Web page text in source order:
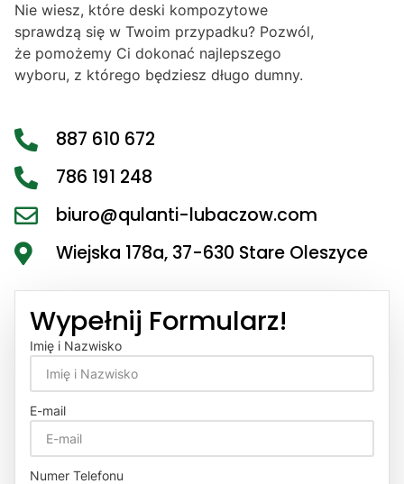
Nie wiesz, które deski kompozytowe
sprawdzą się w Twoim przypadku? Pozwól,
że pomożemy Ci dokonać najlepszego
wyboru, z którego będziesz długo dumny.
887 610 672
786 191 248
biuro@qulanti-lubaczow.com
Wiejska 178a, 37-630 Stare Oleszyce
Wypełnij Formularz!
Imię i Nazwisko
E-mail
Numer Telefonu